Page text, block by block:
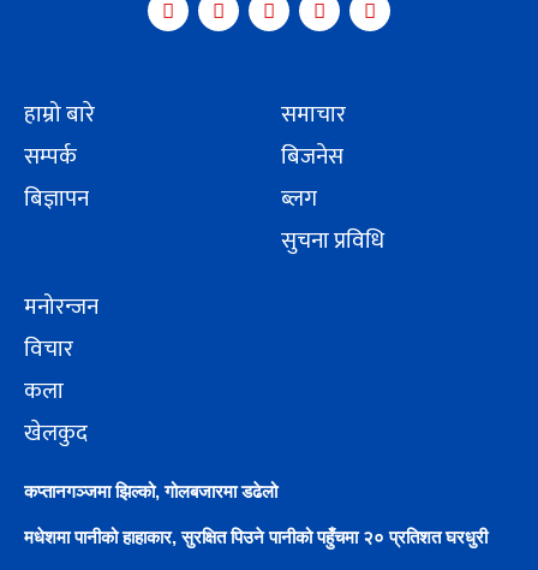
हाम्रो बारे
सम्पर्क
बिज्ञापन
समाचार
बिजनेस
ब्लग
सुचना प्रविधि
मनोरन्जन
विचार
कला
खेलकुद
कप्तानगञ्जमा झिल्को, गोलबजारमा डढेलो
मधेशमा पानीको हाहाकार, सुरक्षित पिउने पानीको पहुँचमा २० प्रतिशत घरधुरी